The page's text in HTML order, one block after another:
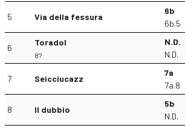
5 Via della fessura
6b
6b.5
6
Toradol
8?
N.D.
N.D.
7 Seicciucazz
7a
7a.8
8 Il dubbio
5b
N.D.